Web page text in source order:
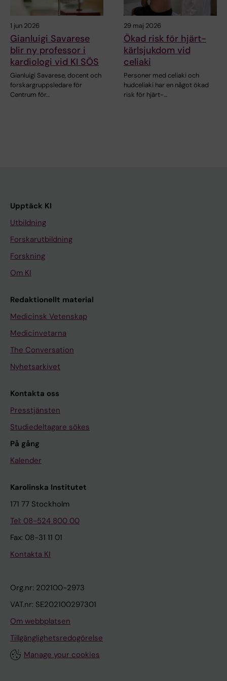
1 jun 2026
Gianluigi Savarese
blir ny professor i
kardiologi vid KI SÖS
Gianluigi Savarese, docent och
forskargruppsledare för
Centrum för…
29 maj 2026
Ökad risk för hjärt-
kärlsjukdom vid
celiaki
Personer med celiaki och
hudceliaki har en något ökad
risk för hjärt-…
Upptäck KI
Utbildning
Forskarutbildning
Forskning
Om KI
Redaktionellt material
Medicinsk Vetenskap
Medicinvetarna
The Conversation
Nyhetsarkivet
Kontakta oss
Presstjänsten
Studiedeltagare sökes
På gång
Kalender
Karolinska Institutet
171 77 Stockholm
Tel: 08-524 800 00
Fax: 08-31 11 01
Kontakta KI
Org.nr: 202100-2973
VAT.nr: SE202100297301
Om webbplatsen
Tillgänglighetsredogörelse
Manage your cookies